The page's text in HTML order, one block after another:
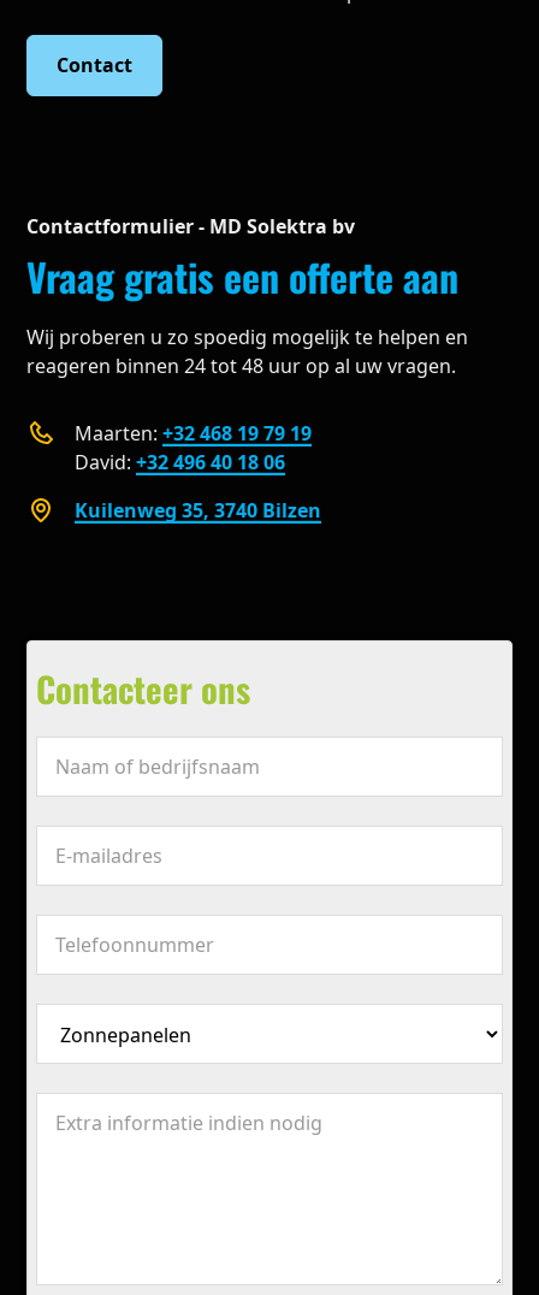
Contact
Contactformulier - MD Solektra bv
Vraag gratis een offerte aan
Wij proberen u zo spoedig mogelijk te helpen en
reageren binnen 24 tot 48 uur op al uw vragen.
Maarten:+32 468 19 79 19
David:+32 496 40 18 06
Kuilenweg 35, 3740 Bilzen
Contacteer ons